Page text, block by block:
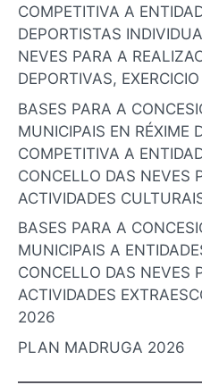
COMPETITIVA A
DEPORTISTAS
NEVES PARA A
DEPORTIVAS,
BASES PARA A
MUNICIPAIS EN RÉXIME
COMPETITIVA A
CONCELLO DAS NEVES
ACTIVIDADES
BASES PARA A
MUNICIPAIS A
CONCELLO DAS NEVES
ACTIVIDADES
2026
PLAN MADRUGA 2026